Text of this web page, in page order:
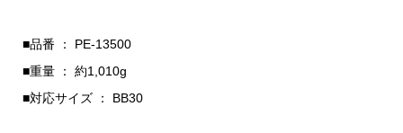
■品番 ： PE-13500
■重量 ： 約1,010g
■対応サイズ ： BB30